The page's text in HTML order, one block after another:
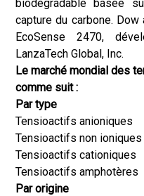
biodégradable basée
capture du carbone.
EcoSense 2470,
LanzaTech Global, Inc.
Le marché mondial des
comme suit :
Par type
Tensioactifs anioniques
Tensioactifs non ioniques
Tensioactifs cationiques
Tensioactifs amphotères
Par origine